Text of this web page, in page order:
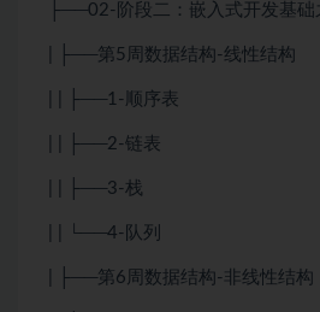
├──02-阶段二：嵌入式开发基础
| ├──第5周数据结构-线性结构
| | ├──1-顺序表
| | ├──2-链表
| | ├──3-栈
| | └──4-队列
| ├──第6周数据结构-非线性结构